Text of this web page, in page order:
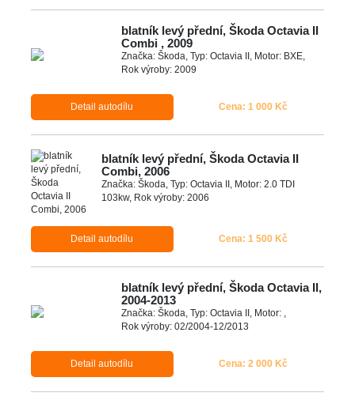
blatník levý přední, Škoda Octavia II
Combi , 2009
Značka: Škoda, Typ: Octavia II, Motor: BXE,
Rok výroby: 2009
Detail autodílu Cena: 1 000 Kč
blatník levý přední, Škoda Octavia II
Combi, 2006
Značka: Škoda, Typ: Octavia II, Motor: 2.0 TDI
103kw, Rok výroby: 2006
Detail autodílu Cena: 1 500 Kč
blatník levý přední, Škoda Octavia II,
2004-2013
Značka: Škoda, Typ: Octavia II, Motor: ,
Rok výroby: 02/2004-12/2013
Detail autodílu Cena: 2 000 Kč